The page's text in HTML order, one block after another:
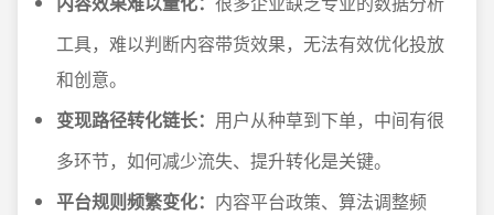
工具，难以判断内容带货效果，无法有效优化投放
和创意。
变现路径转化链长： 用户从种草到下单，中间有很
多环节，如何减少流失、提升转化是关键。
平台规则频繁变化： 内容平台政策、算法调整频